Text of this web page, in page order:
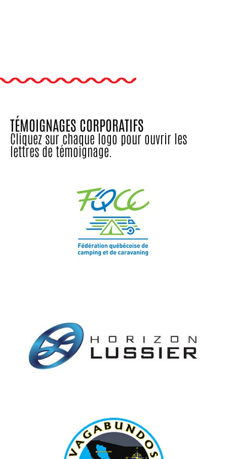
TÉMOIGNAGES CORPORATIFS
Cliquez sur chaque logo pour ouvrir les
lettres de témoignage.